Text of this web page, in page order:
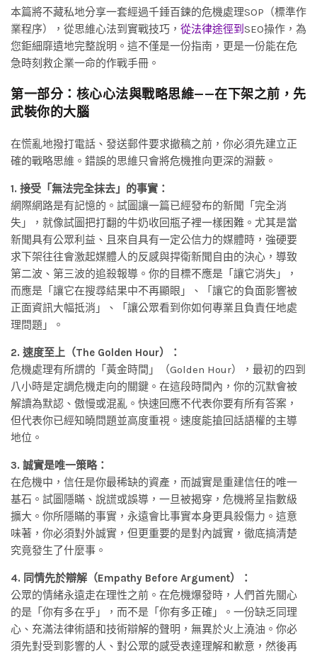
本篇將不藏私地分享一套經過千錘百鍊的危機處理SOP（標準作
業程序），從思維心法到實戰技巧， 從法律途徑到 SEO操作，為
您鉅細靡遺地完整說明。這不僅是一份指南，更是一份能在危
急時刻救企業一命的作戰手冊。
第一部分：核心心法與戰略思維——在下架之前，先
武裝你的大腦
在慌亂地撥打電話、發送郵件要求撤稿之前，你必須先建立正
確的戰略思維。錯誤的思維只會將危機推向更深的淵藪。
1. 接受「無法完全抹去」的事實：
網際網路是有記憶的。試圖讓一篇已經發布的新聞「完全消
失」，就像試圖把打翻的牛奶收回瓶子裡一樣困難。尤其是當
新聞具有公眾利益、且來自具有一定公信力的媒體時，強硬要
求下架往往會激起媒體人的反感與捍衛新聞自由的決心，導致
第二波、第三波的追殺報導。你的目標不應是「讓它消失」，
而應是「讓它在搜尋結果中不再顯眼」、「讓它的負面影響被
正面資訊大幅抵消」、「讓公眾看到你如何專業且負責任地處
理問題」。
2. 速度至上（The Golden Hour）：
危機處理有所謂的「黃金時間」（Golden Hour），最初的四到
八小時是定調危機走向的關鍵。在這段時間內，你的沉默會被
解讀為默認、傲慢或混亂。快速回應不代表你要有所有答案，
但代表你已經知曉問題並高度重視。速度能搶回話語權的主導
地位。
3. 誠實是唯一策略：
在危機中，信任是你最稀缺的資產，而誠實是重建信任的唯一
基石。試圖隱瞞、說謊或誤導，一旦被揭穿，危機將呈指數級
擴大。你所隱瞞的事實，永遠會比事實本身更具殺傷力。這意
味著，你必須對外誠實，但更重要的是對內誠實，徹底搞清楚
究竟發生了什麼事。
4. 同情先於辯解（Empathy Before Argument）：
公眾的情緒永遠走在理性之前。在危機爆發時，人們首先關心
的是「你有多在乎」，而不是「你有多正確」。一份缺乏同理
心、充滿法律術語和技術辯解的聲明，無異於火上澆油。你必
須先對受到影響的人、對公眾的感受表達理解和歉意，然後再